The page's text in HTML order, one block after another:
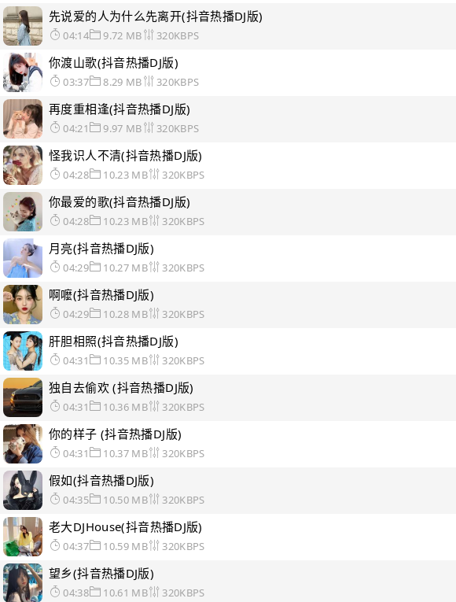
先说爱的人为什么先离开(抖音热播DJ版)
04:14 9.72 MB 320KBPS
你渡山歌(抖音热播DJ版)
03:37 8.29 MB 320KBPS
再度重相逢(抖音热播DJ版)
04:21 9.97 MB 320KBPS
怪我识人不清(抖音热播DJ版)
04:28 10.23 MB 320KBPS
你最爱的歌(抖音热播DJ版)
04:28 10.23 MB 320KBPS
月亮(抖音热播DJ版)
04:29 10.27 MB 320KBPS
啊嚒(抖音热播DJ版)
04:29 10.28 MB 320KBPS
肝胆相照(抖音热播DJ版)
04:31 10.35 MB 320KBPS
独自去偷欢 (抖音热播DJ版)
04:31 10.36 MB 320KBPS
你的样子 (抖音热播DJ版)
04:31 10.37 MB 320KBPS
假如(抖音热播DJ版)
04:35 10.50 MB 320KBPS
老大DJHouse(抖音热播DJ版)
04:37 10.59 MB 320KBPS
望乡(抖音热播DJ版)
04:38 10.61 MB 320KBPS